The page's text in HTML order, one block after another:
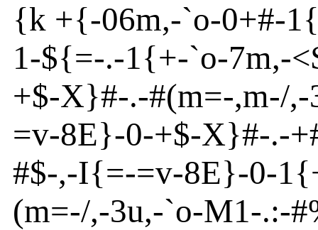
{k +{-06m,-`o-0+#-
1-${=-.-1{+-`o-7m,-<
+$-X}#-.-#(m=-,m-/,-
=v-8E}-0-+$-X}#-.-
#$-,-I{=-=v-8E}-0-1{
(m=-/,-3u,-`o-M1-.:-